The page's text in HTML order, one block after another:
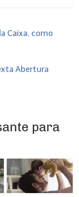
Caixa, como
Abertura
para